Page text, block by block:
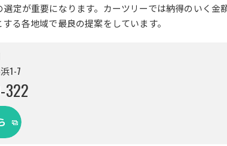
定が重要になります。カーツリーでは納得のいく金
る各地域で最良の提案をしています。
1-7
322